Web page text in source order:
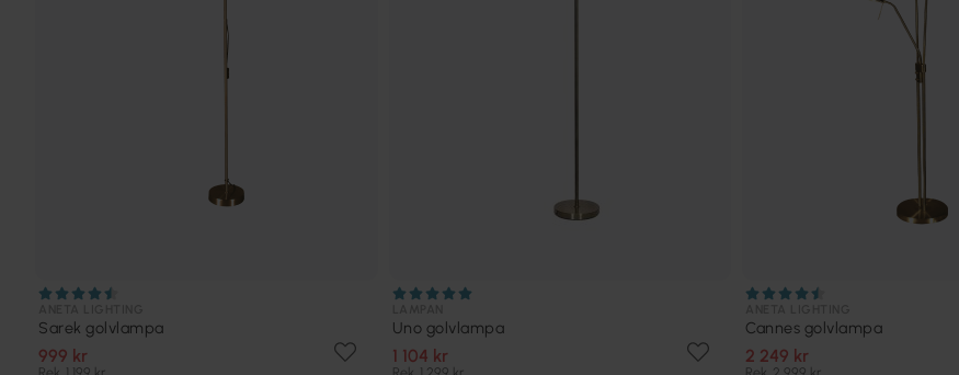
Sarek golvlampa
999 kr
Uno golvlampa
1 104 kr
Cannes golvlampa
2 249 kr